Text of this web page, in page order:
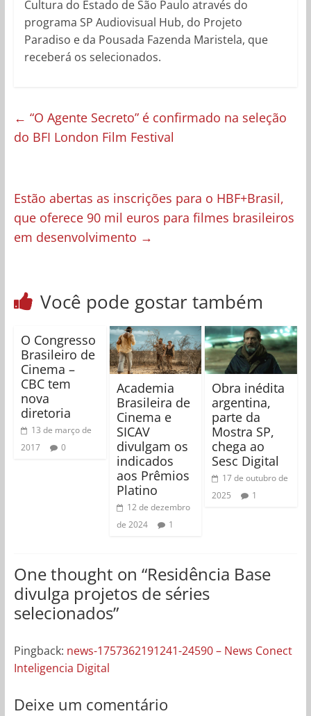
Cultura do Estado de São Paulo através do
programa SP Audiovisual Hub, do Projeto
Paradiso e da Pousada Fazenda Maristela, que
receberá os selecionados.
← “O Agente Secreto” é confirmado na seleção
do BFI London Film Festival
Estão abertas as inscrições para o HBF+Brasil,
que oferece 90 mil euros para filmes brasileiros
em desenvolvimento →
Você pode gostar também
O Congresso
Brasileiro de
Cinema –
CBC tem
nova
diretoria
13 de março de
2017
0
Academia
Brasileira de
Cinema e
SICAV
divulgam os
indicados
aos Prêmios
Platino
12 de dezembro
de 2024
1
Obra inédita
argentina,
parte da
Mostra SP,
chega ao
Sesc Digital
17 de outubro de
2025
1
One thought on “Residência Base
divulga projetos de séries
selecionados”
Pingback: news-1757362191241-24590 – News Conect
Inteligencia Digital
Deixe um comentário